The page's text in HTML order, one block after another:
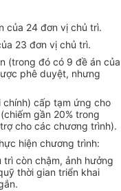
của 24 đơn vị chủ trì.
23 đơn vị chủ trì.
(trong đó có 9 đề án của
phê duyệt, nhưng
chính) cấp tạm ứng cho
gần 20% trong
cho các chương trình).
hiện chương trình:
còn chậm, ảnh hưởng
thời gian triển khai